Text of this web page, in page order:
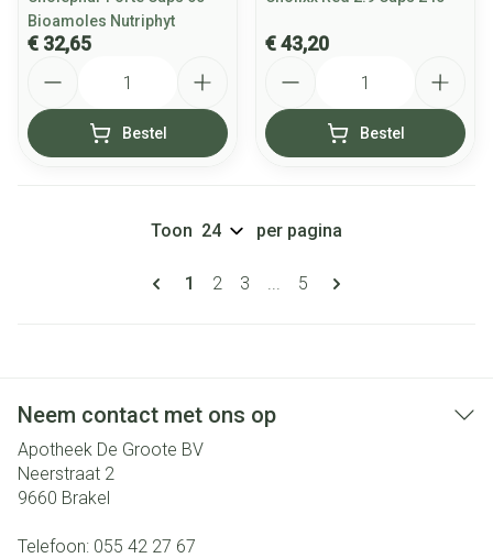
Bioamoles Nutriphyt
€ 32,65
Bestel
€ 43,20
Bestel
Pagina's
U lees momenteel pagina
1 Pagina
2 Pagina
3 ... Pagina
5
Toon per pagina
Neem contact met ons op
Apotheek De Groote BV
Neerstraat 2
9660 Brakel
Telefoon: 055 42 27 67